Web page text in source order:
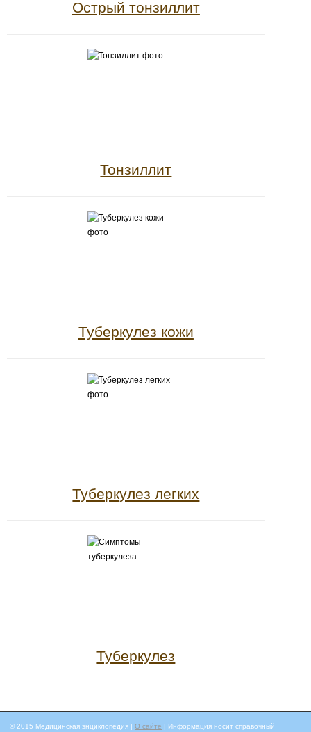
Острый тонзиллит
Тонзиллит
Туберкулез кожи
Туберкулез легких
Туберкулез
© 2015 Медицинская энциклопедия |О сайте | Информация носит справочный